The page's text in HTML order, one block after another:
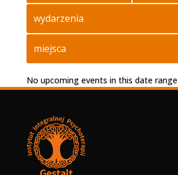
wydarzenia
miejsca
No upcoming events in this date range